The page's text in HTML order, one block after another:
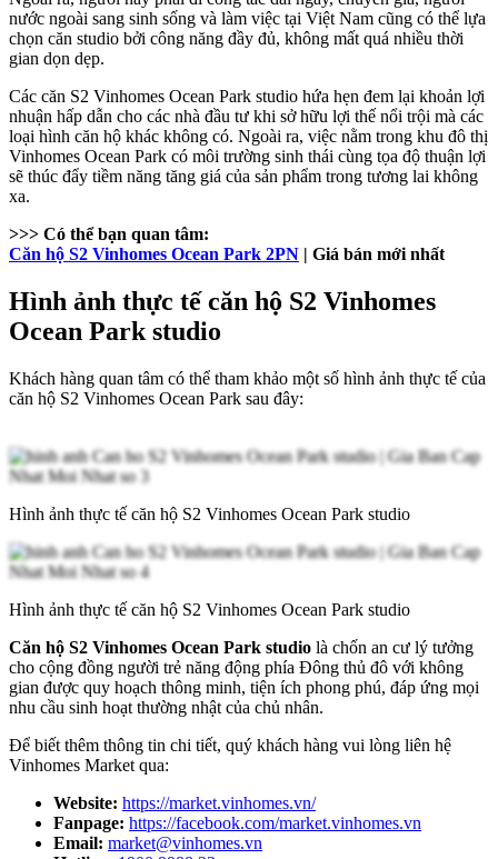
nước ngoài sang sinh sống và làm việc tại Việt Nam cũng có thể lựa
chọn căn studio bởi công năng đầy đủ, không mất quá nhiều thời
gian dọn dẹp.
Các căn S2 Vinhomes Ocean Park studio hứa hẹn đem lại khoản lợi
nhuận hấp dẫn cho các nhà đầu tư khi sở hữu lợi thế nổi trội mà các
loại hình căn hộ khác không có. Ngoài ra, việc nằm trong khu đô thị
Vinhomes Ocean Park có môi trường sinh thái cùng tọa độ thuận lợi
sẽ thúc đẩy tiềm năng tăng giá của sản phẩm trong tương lai không
xa.
>>> Có thể bạn quan tâm:
Căn hộ S2 Vinhomes Ocean Park 2PN | Giá bán mới nhất
Hình ảnh thực tế căn hộ S2 Vinhomes
Ocean Park studio
Khách hàng quan tâm có thể tham khảo một số hình ảnh thực tế của
căn hộ S2 Vinhomes Ocean Park sau đây:
Hình ảnh thực tế căn hộ S2 Vinhomes Ocean Park studio
Hình ảnh thực tế căn hộ S2 Vinhomes Ocean Park studio
Căn hộ S2 Vinhomes Ocean Park studio là chốn an cư lý tưởng
cho cộng đồng người trẻ năng động phía Đông thủ đô với không
gian được quy hoạch thông minh, tiện ích phong phú, đáp ứng mọi
nhu cầu sinh hoạt thường nhật của chủ nhân.
Để biết thêm thông tin chi tiết, quý khách hàng vui lòng liên hệ
Vinhomes Market qua:
Website: https://market.vinhomes.vn/
Fanpage: https://facebook.com/market.vinhomes.vn
Email: market@vinhomes.vn